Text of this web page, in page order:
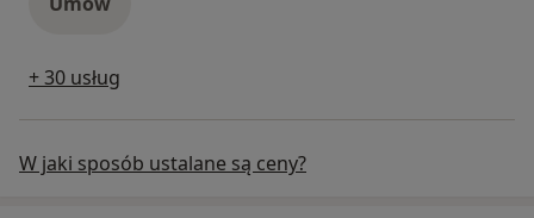
+ 30 usług
W jaki sposób ustalane są ceny?